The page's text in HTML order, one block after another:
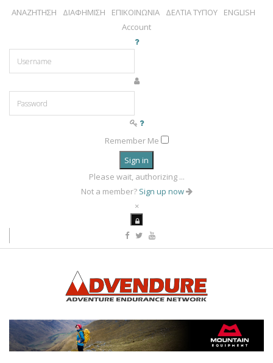
ΑΝΑΖΗΤΗΣΗ ΔΙΑΦΗΜΙΣΗ ΕΠΙΚΟΙΝΩΝΙΑ ΔΕΛΤΙΑ ΤΥΠΟΥ
ENGLISH
Account
Remember Me
Sign in
Please wait, authorizing ...
Not a member? Sign up now
×